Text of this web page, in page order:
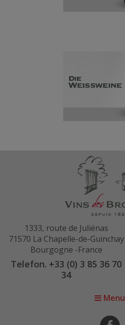
1333, route de Juliénas
71570 La Chapelle-de-Guinchay
Bourgogne -France
Telefon. +33 (0) 3 85 36 70
34
Menu